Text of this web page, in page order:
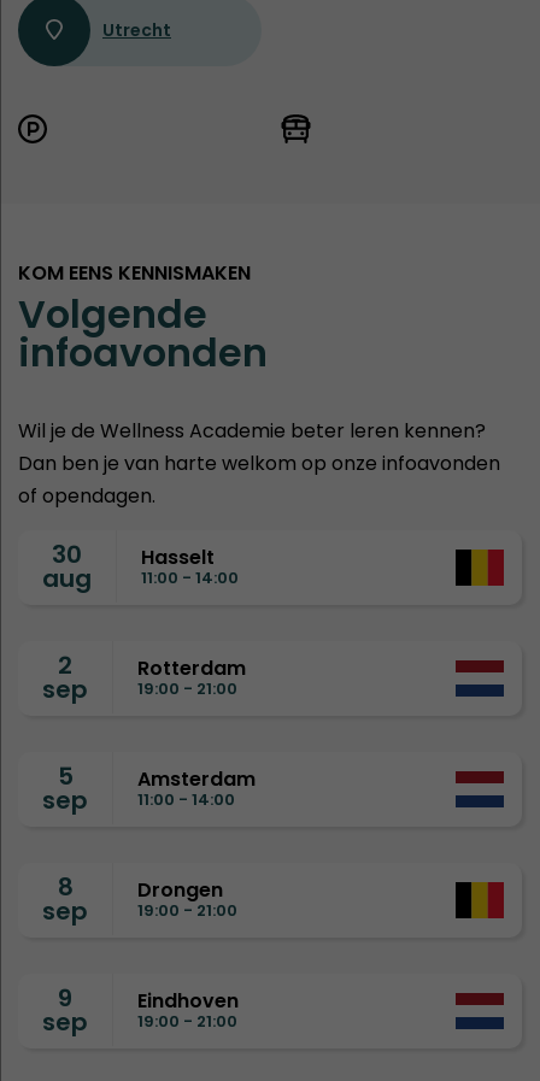
Utrecht
KOM EENS KENNISMAKEN
Volgende
infoavonden
Wil je de Wellness Academie beter leren kennen?
Dan ben je van harte welkom op onze infoavonden
of opendagen.
30
aug
Hasselt
11:00 - 14:00
2
sep
Rotterdam
19:00 - 21:00
5
sep
Amsterdam
11:00 - 14:00
8
sep
Drongen
19:00 - 21:00
9
sep
Eindhoven
19:00 - 21:00